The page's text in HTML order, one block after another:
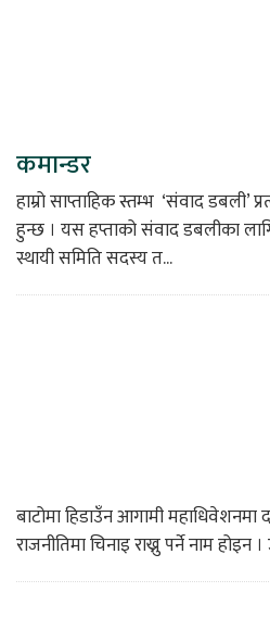
कमान्डर
हाम्रो साप्ताहिक स्तम्भ ‘संवाद डबली’
हुन्छ । यस हप्ताको संवाद डबलीका
स्थायी समिति सदस्य त...
बाटोमा हिडाउँन आगामी
राजनीतिमा चिनाइ राख्नु पर्ने नाम होइन